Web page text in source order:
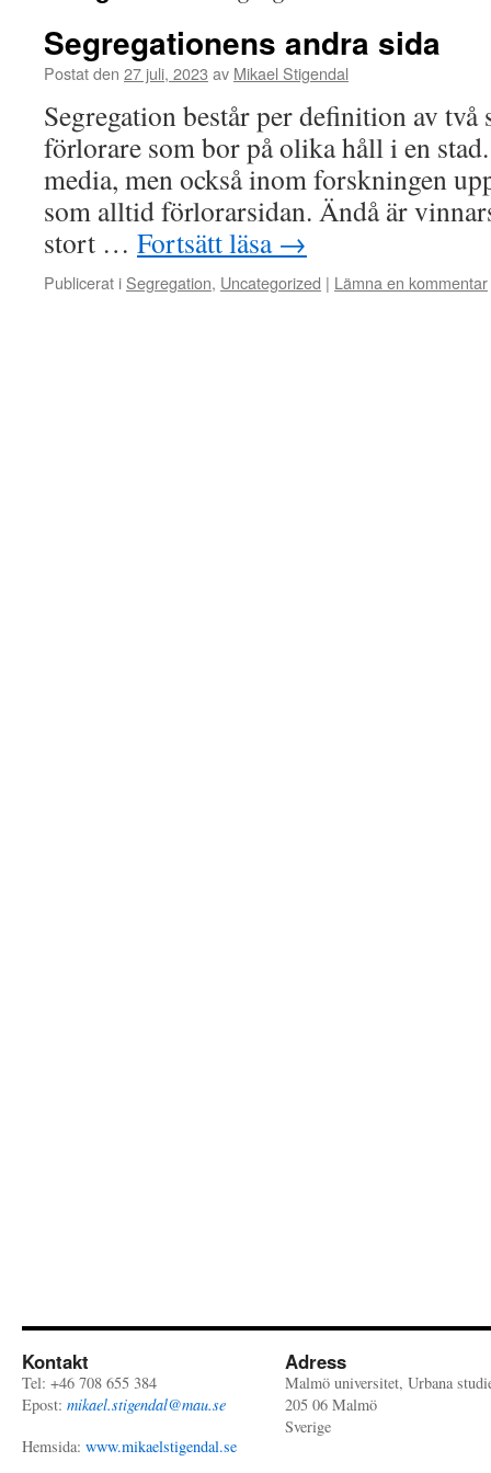
Segregationens andra sida
Postat den 27 juli, 2023 av Mikael Stigendal
Segregation består per definition av
förlorare som bor på olika håll i en
media, men också inom forskningen
som alltid förlorarsidan. Ändå är
stort … Fortsätt läsa →
Publicerat i Segregation, Uncategorized | Lämna en kommentar
Kontakt
Tel: +46 708 655 384
Epost: mikael.stigendal@mau.se
Hemsida: www.mikaelstigendal.se
Adress
Malmö universitet, Urbana
205 06 Malmö
Sverige